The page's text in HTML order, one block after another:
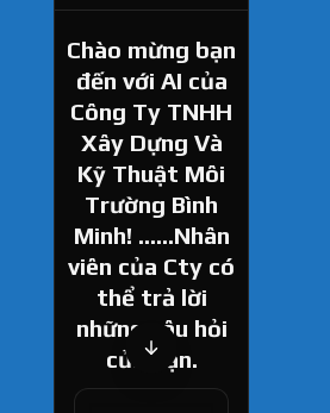
Chào mừng bạn
đến với AI của
Công Ty TNHH
Xây Dựng Và
Kỹ Thuật Môi
Trường Bình
Minh! ......Nhân
viên của Cty có
thể trả lời
những câu hỏi
của bạn.
How can I help